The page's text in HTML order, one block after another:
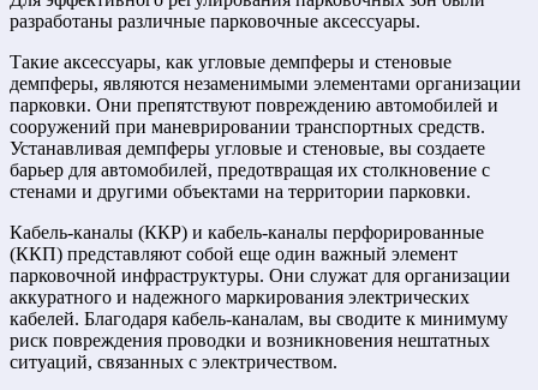
разработаны различные парковочные аксессуары.
Такие аксессуары, как угловые демпферы и стеновые
демпферы, являются незаменимыми элементами организации
парковки. Они препятствуют повреждению автомобилей и
сооружений при маневрировании транспортных средств.
Устанавливая демпферы угловые и стеновые, вы создаете
барьер для автомобилей, предотвращая их столкновение с
стенами и другими объектами на территории парковки.
Кабель-каналы (ККР) и кабель-каналы перфорированные
(ККП) представляют собой еще один важный элемент
парковочной инфраструктуры. Они служат для организации
аккуратного и надежного маркирования электрических
кабелей. Благодаря кабель-каналам, вы сводите к минимуму
риск повреждения проводки и возникновения нештатных
ситуаций, связанных с электричеством.